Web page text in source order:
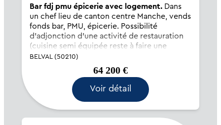
Bar fdj pmu épicerie avec logement.Dans
un chef lieu de canton centre Manche, vends
fonds bar, PMU, épicerie. Possibilité
d'adjonction d'une activité de restauration
(cuisine semi équipée reste à faire une
extraction). Logement de 4 pièces à l'étage.
Possibilité de stationnement à pro...
BELVAL (50210)
64 200 €
Voir détail